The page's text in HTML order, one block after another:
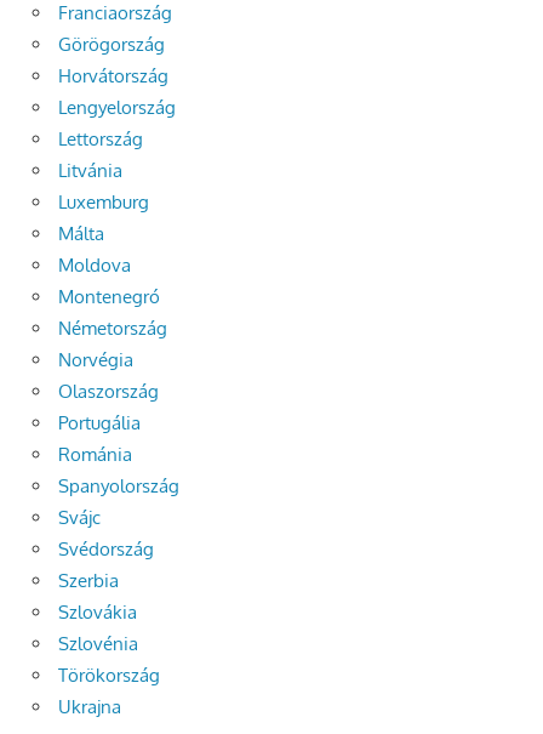
Franciaország
Görögország
Horvátország
Lengyelország
Lettország
Litvánia
Luxemburg
Málta
Moldova
Montenegró
Németország
Norvégia
Olaszország
Portugália
Románia
Spanyolország
Svájc
Svédország
Szerbia
Szlovákia
Szlovénia
Törökország
Ukrajna